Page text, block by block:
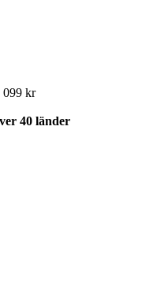
099 kr
40 länder